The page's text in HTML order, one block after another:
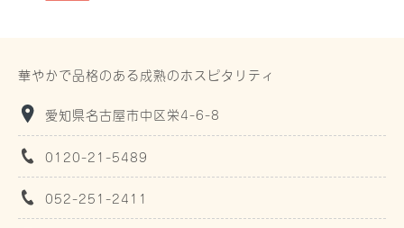
華やかで品格のある成熟のホスピタリティ
愛知県名古屋市中区栄4-6-8
0120-21-5489
052-251-2411